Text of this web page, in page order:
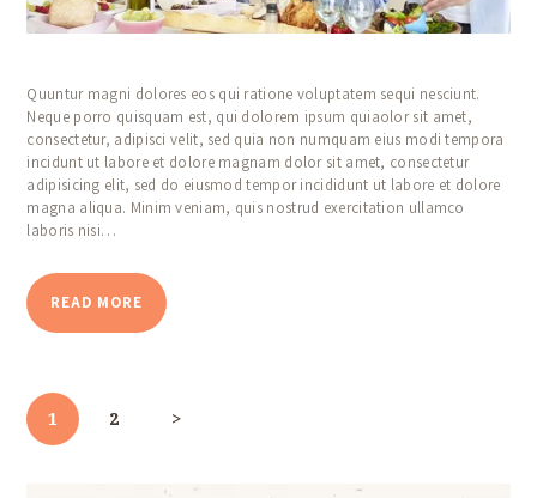
Quuntur magni dolores eos qui ratione voluptatem sequi nesciunt.
Neque porro quisquam est, qui dolorem ipsum quiaolor sit amet,
consectetur, adipisci velit, sed quia non numquam eius modi tempora
incidunt ut labore et dolore magnam dolor sit amet, consectetur
adipisicing elit, sed do eiusmod tempor incididunt ut labore et dolore
magna aliqua. Minim veniam, quis nostrud exercitation ullamco
laboris nisi…
READ MORE
publications
PAGE
1 PAGE
2 >